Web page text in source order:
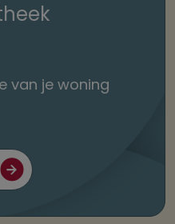
van je woning